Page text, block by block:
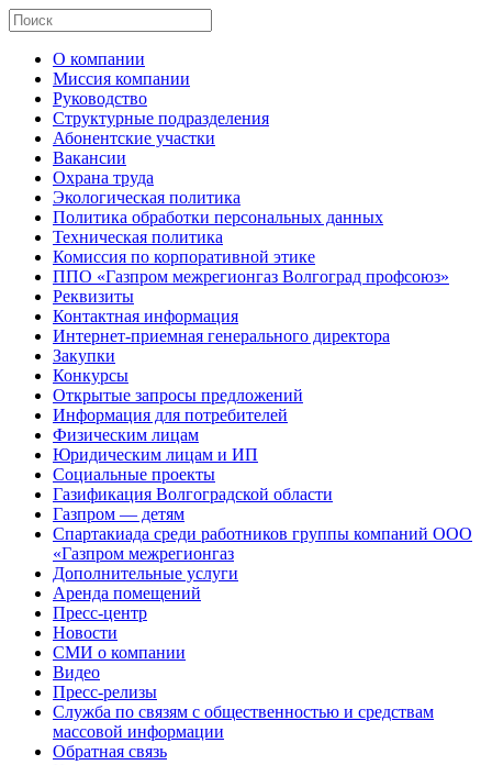
О компании
Миссия компании
Руководство
Структурные подразделения
Абонентские участки
Вакансии
Охрана труда
Экологическая политика
Политика обработки персональных данных
Техническая политика
Комиссия по корпоративной этике
ППО «Газпром межрегионгаз Волгоград профсоюз»
Реквизиты
Контактная информация
Интернет-приемная генерального директора
Закупки
Конкурсы
Открытые запросы предложений
Информация для потребителей
Физическим лицам
Юридическим лицам и ИП
Социальные проекты
Газификация Волгоградской области
Газпром — детям
Спартакиада среди работников группы компаний ООО
«Газпром межрегионгаз
Дополнительные услуги
Аренда помещений
Пресс-центр
Новости
СМИ о компании
Видео
Пресс-релизы
Служба по связям с общественностью и средствам
массовой информации
Обратная связь